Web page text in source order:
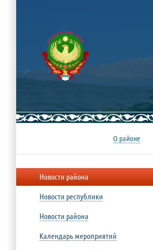
Новости района
Новости республики
Новости района
Календарь мероприятий
О районе